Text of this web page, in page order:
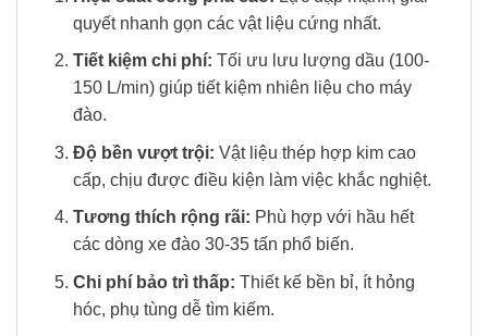
quyết nhanh gọn các vật liệu cứng nhất.
Tiết kiệm chi phí: Tối ưu lưu lượng dầu (100-
150 L/min) giúp tiết kiệm nhiên liệu cho máy
đào.
Độ bền vượt trội: Vật liệu thép hợp kim cao
cấp, chịu được điều kiện làm việc khắc nghiệt.
Tương thích rộng rãi: Phù hợp với hầu hết
các dòng xe đào 30-35 tấn phổ biến.
Chi phí bảo trì thấp: Thiết kế bền bỉ, ít hỏng
hóc, phụ tùng dễ tìm kiếm.